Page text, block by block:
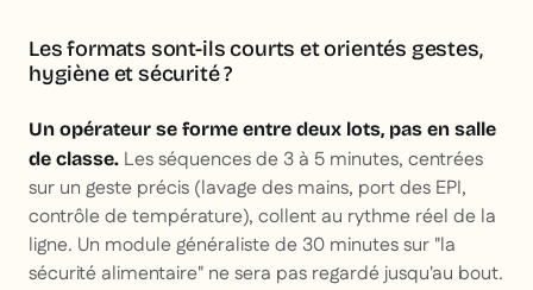
Les formats sont-ils courts et orientés gestes,
hygiène et sécurité ?
Un opérateur se forme entre deux lots, pas en salle
de classe. Les séquences de 3 à 5 minutes, centrées
sur un geste précis (lavage des mains, port des EPI,
contrôle de température), collent au rythme réel de la
ligne. Un module généraliste de 30 minutes sur "la
sécurité alimentaire" ne sera pas regardé jusqu'au bout.